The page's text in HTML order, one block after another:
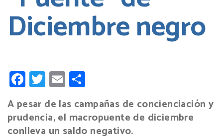
Diciembre negro
Facebook
Twitter
Email
A pesar de las campañas de concienciación y
prudencia, el macropuente de diciembre
conlleva un saldo negativo.